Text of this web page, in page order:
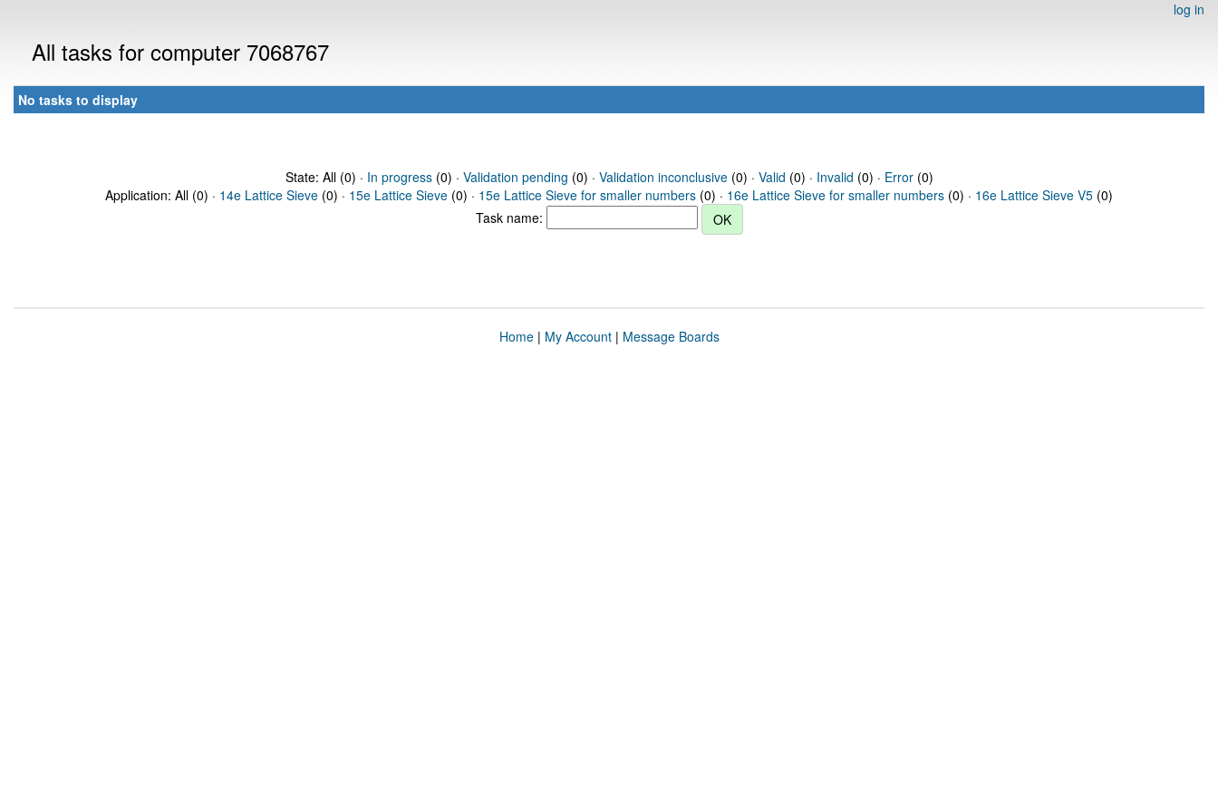
log in
All tasks for computer 7068767
No tasks to display
State: All (0) · In progress(0) · Validation pending (0) · Validation inconclusive(0) · Valid (0) · Invalid (0) · Error(0)
Application: All (0) · 14e Lattice Sieve (0) · 15e Lattice Sieve (0) · 15e Lattice Sieve for smaller numbers (0) · 16e Lattice Sieve for smaller numbers (0) · 16e Lattice Sieve V5 (0)
Task name:
Home| My Account| Message Boards